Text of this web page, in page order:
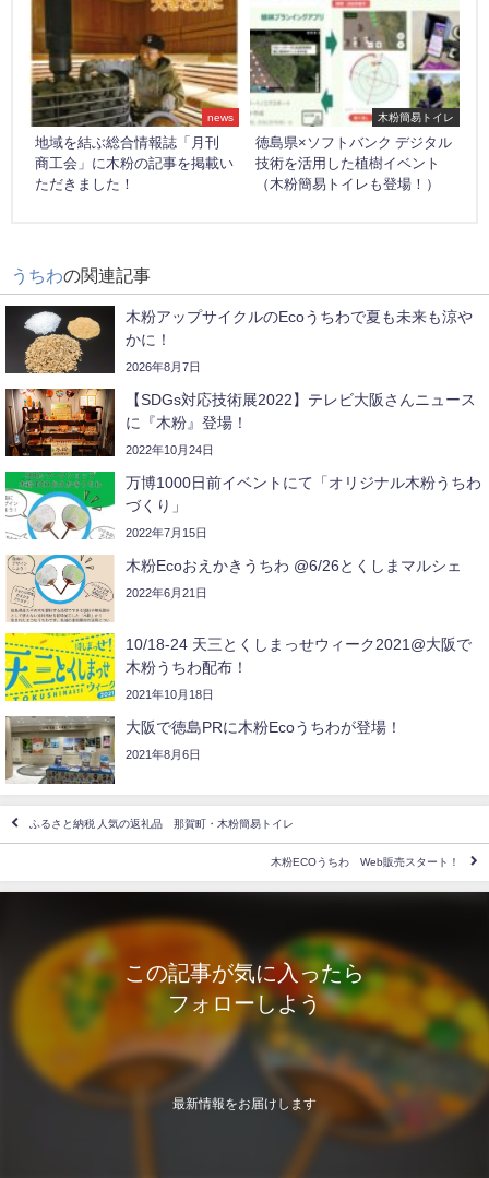
news
地域を結ぶ総合情報誌「月刊
商工会」に木粉の記事を掲載い
ただきました！
木粉簡易トイレ
徳島県×ソフトバンク デジタル
技術を活用した植樹イベント
（木粉簡易トイレも登場！）
うちわの関連記事
木粉アップサイクルのEcoうちわで夏も未来も涼や
かに！
2026年8月7日
【SDGs対応技術展2022】テレビ大阪さんニュース
に『木粉』登場！
2022年10月24日
万博1000日前イベントにて「オリジナル木粉うちわ
づくり」
2022年7月15日
木粉Ecoおえかきうちわ @6/26とくしまマルシェ
2022年6月21日
10/18-24 天三とくしまっせウィーク2021@大阪で
木粉うちわ配布！
2021年10月18日
大阪で徳島PRに木粉Ecoうちわが登場！
2021年8月6日
ふるさと納税 人気の返礼品 那賀町・木粉簡易トイレ
木粉ECOうちわ Web販売スタート！
この記事が気に入ったら
フォローしよう
最新情報をお届けします